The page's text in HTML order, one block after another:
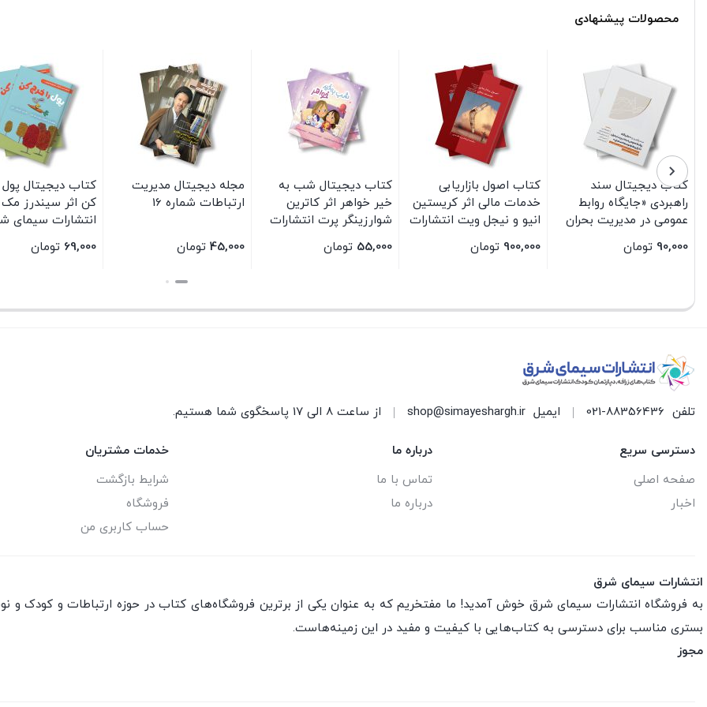
محصولات پیشنهادی
کریستین
کتاب دیجیتال شب به
خیر خواهر اثر کاترین
شوارزینگر پرت انتشارات
55,000
مجله دیجیتال مدیریت
ارتباطات شماره 16
45,000
کتاب دیجیتال پول را خرج
کن اثر سیندرز مک لئود
انتشارات سیمای شرق
69,000
کتاب دیجیتال اولین پرواز
مل اثر کوری آر تیبر
انتشارات سیمای شرق
84,000
بستن
مجله
ارتباطات
45,000
تلفن 021-88356436 ایمیل shop@simayeshargh.ir از ساعت 8 الی 17 پاسخگوی شما هستیم.
دسترسی سریع
صفحه اصلی
اخبار
درباره ما
تماس با ما
درباره ما
خدمات مشتریان
شرایط بازگشت
فروشگاه
حساب کاربری من
انتشارات سیمای شرق
به فروشگاه انتشارات سیمای شرق خوش آمدید! ما مفتخریم که به عنوان یکی از برترین فروشگاه‌های کتاب در حوزه ارتباطات و کودک
بستری مناسب برای دسترسی به کتاب‌هایی با کیفیت و مفید در این زمینه‌هاست.
مجوز